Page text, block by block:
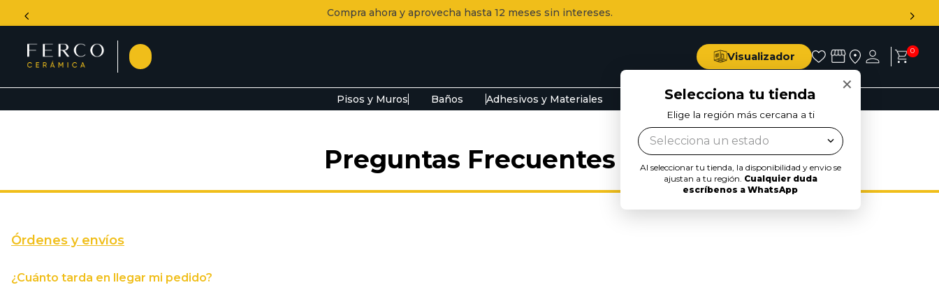
Compra ahora y aprovecha hasta 12 meses sin intereses.
TÉRMINOS MÁS BUSCADOS
Visualizador
×
Selecciona tu tienda
Elige la región más cercana a ti
Selecciona un estado
Al seleccionar tu tienda, la disponibilidad y envio se
ajustan a tu región. Cualquier duda
escríbenos a WhatsApp
0
Pisos y Muros Baños Adhesivos y Materiales
Preguntas Frecuentes
Órdenes y envíos
¿Cuánto tarda en llegar mi pedido?